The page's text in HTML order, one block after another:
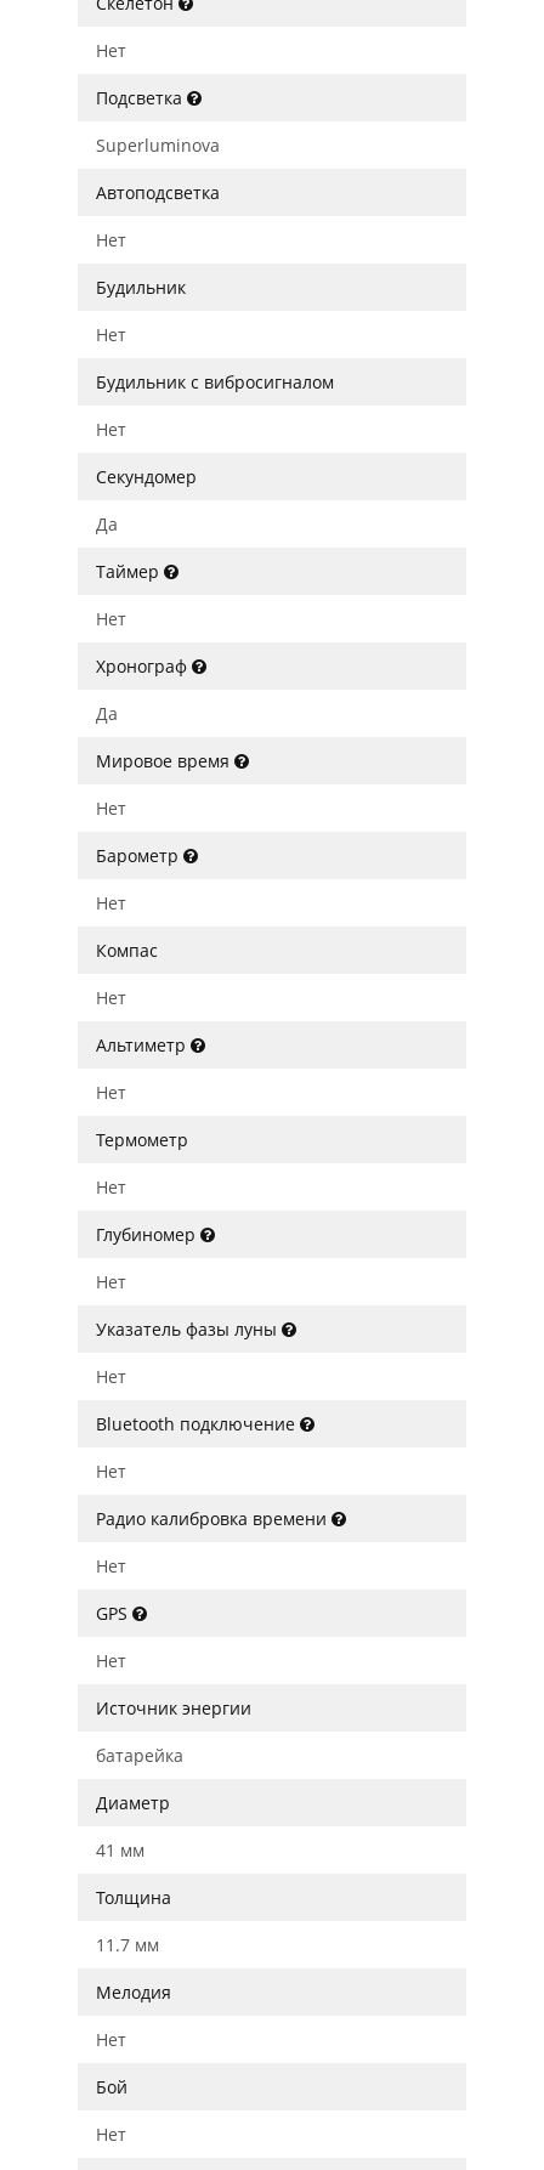
Нет
Подсветка
Superluminova
Автоподсветка
Нет
Будильник
Нет
Будильник с вибросигналом
Нет
Секундомер
Да
Таймер
Нет
Хронограф
Да
Мировое время
Нет
Барометр
Нет
Компас
Нет
Альтиметр
Нет
Термометр
Нет
Глубиномер
Нет
Указатель фазы луны
Нет
Bluetooth подключение
Нет
Радио калибровка времени
Нет
GPS
Нет
Источник энергии
батарейка
Диаметр
41 мм
Толщина
11.7 мм
Мелодия
Нет
Бой
Нет